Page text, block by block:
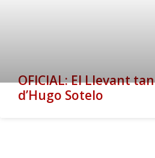
OFICIAL: El Llevant
d’Hugo Sotelo